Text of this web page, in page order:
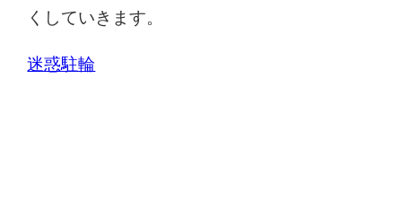
くしていきます。
迷惑駐輪